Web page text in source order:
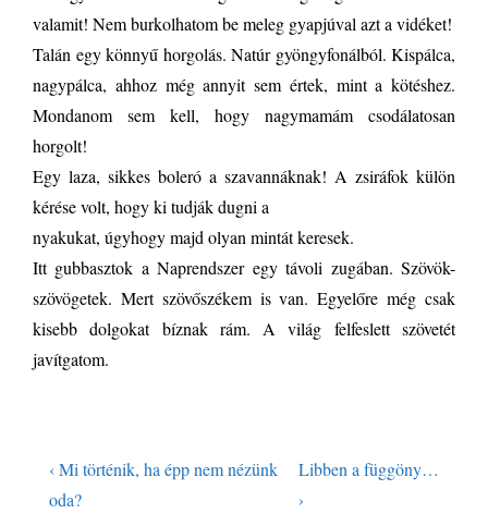
valamit! Nem burkolhatom be meleg gyapjúval azt a vidéket!
Talán egy könnyű horgolás. Natúr gyöngyfonálból. Kispálca,
nagypálca, ahhoz még annyit sem értek, mint a kötéshez.
Mondanom sem kell, hogy nagymamám csodálatosan
horgolt!
Egy laza, sikkes boleró a szavannáknak! A zsiráfok külön
kérése volt, hogy ki tudják dugni a
nyakukat, úgyhogy majd olyan mintát keresek.
Itt gubbasztok a Naprendszer egy távoli zugában. Szövök-
szövögetek. Mert szövőszékem is van. Egyelőre még csak
kisebb dolgokat bíznak rám. A világ felfeslett szövetét
javítgatom.
Bejegyzés
navigáció
Previous
Post
‹ Mi történik, ha épp nem nézünk
oda?
Next
Post
Libben a függöny…
›